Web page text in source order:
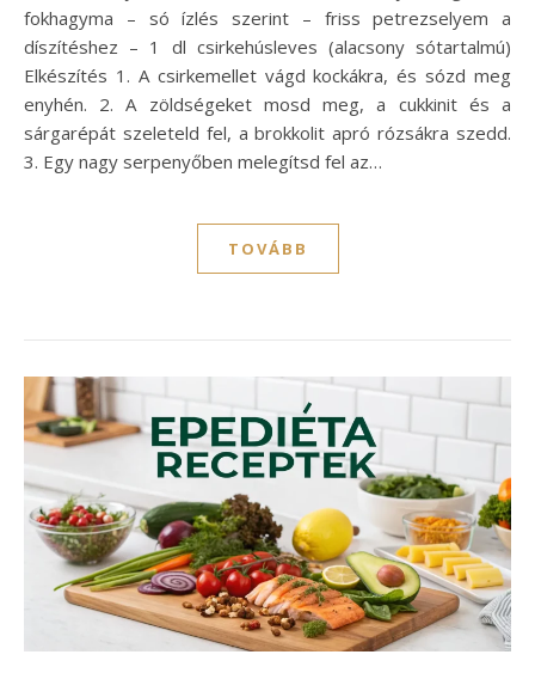
fokhagyma – só ízlés szerint – friss petrezselyem a
díszítéshez – 1 dl csirkehúsleves (alacsony sótartalmú)
Elkészítés 1. A csirkemellet vágd kockákra, és sózd meg
enyhén. 2. A zöldségeket mosd meg, a cukkinit és a
sárgarépát szeleteld fel, a brokkolit apró rózsákra szedd.
3. Egy nagy serpenyőben melegítsd fel az…
TOVÁBB